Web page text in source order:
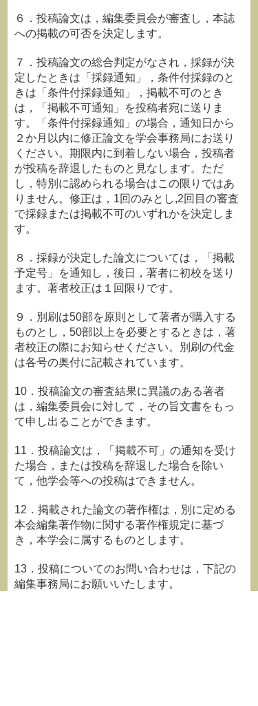
６．投稿論文は，編集委員会が審査し，本誌
への掲載の可否を決定します。
７．投稿論文の総合判定がなされ，採録が決
定したときは「採録通知」，条件付採録のと
きは「条件付採録通知」，掲載不可のとき
は，「掲載不可通知」を投稿者宛に送りま
す。「条件付採録通知」の場合，通知日から
２か月以内に修正論文を学会事務局にお送り
ください。期限内に到着しない場合，投稿者
が投稿を辞退したものと見なします。ただ
し，特別に認められる場合はこの限りではあ
りません。修正は，1回のみとし,2回目の審査
で採録または掲載不可のいずれかを決定しま
す。
８．採録が決定した論文については，「掲載
予定号」を通知し，後日，著者に初校を送り
ます。著者校正は１回限りです。
９．別刷は50部を原則として著者が購入する
ものとし，50部以上を必要とするときは，著
者校正の際にお知らせください。別刷の代金
は各号の奥付に記載されています。
10．投稿論文の審査結果に異議のある著者
は，編集委員会に対して，その旨文書をもっ
て申し出ることができます。
11．投稿論文は，「掲載不可」の通知を受け
た場合，または投稿を辞退した場合を除い
て，他学会等への投稿はできません。
12．掲載された論文の著作権は，別に定める
本会編集著作物に関する著作権規定に基づ
き，本学会に属するものとします。
13．投稿についてのお問い合わせは，下記の
編集事務局にお願いいたします。